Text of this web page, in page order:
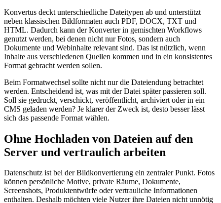
Konvertus deckt unterschiedliche Dateitypen ab und unterstützt
neben klassischen Bildformaten auch PDF, DOCX, TXT und
HTML. Dadurch kann der Konverter in gemischten Workflows
genutzt werden, bei denen nicht nur Fotos, sondern auch
Dokumente und Webinhalte relevant sind. Das ist nützlich, wenn
Inhalte aus verschiedenen Quellen kommen und in ein konsistentes
Format gebracht werden sollen.
Beim Formatwechsel sollte nicht nur die Dateiendung betrachtet
werden. Entscheidend ist, was mit der Datei später passieren soll.
Soll sie gedruckt, verschickt, veröffentlicht, archiviert oder in ein
CMS geladen werden? Je klarer der Zweck ist, desto besser lässt
sich das passende Format wählen.
Ohne Hochladen von Dateien auf den
Server und vertraulich arbeiten
Datenschutz ist bei der Bildkonvertierung ein zentraler Punkt. Fotos
können persönliche Motive, private Räume, Dokumente,
Screenshots, Produktentwürfe oder vertrauliche Informationen
enthalten. Deshalb möchten viele Nutzer ihre Dateien nicht unnötig